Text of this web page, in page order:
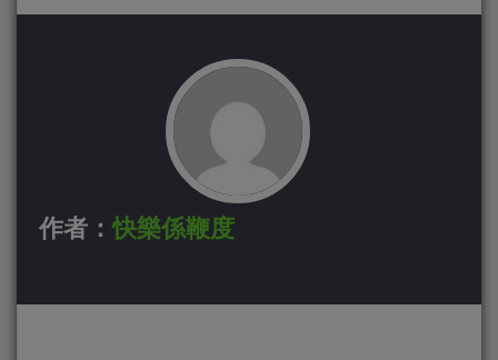
作者：快樂係鞭度